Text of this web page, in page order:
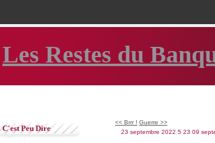
Les Restes du
C'est Peu Dire
<< Brrr ! Guerre >>
23 septembre 2022 5 23 09